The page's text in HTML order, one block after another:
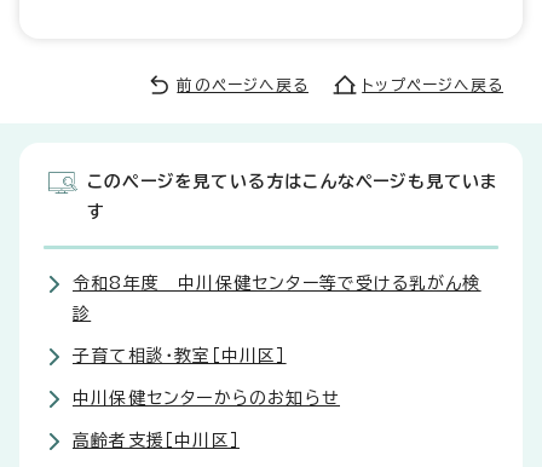
前のページへ戻る トップページへ戻る
このページを見ている方はこんなページも見ていま
す
令和8年度 中川保健センター等で受ける乳がん検
診
子育て相談・教室［中川区］
中川保健センターからのお知らせ
高齢者支援［中川区］